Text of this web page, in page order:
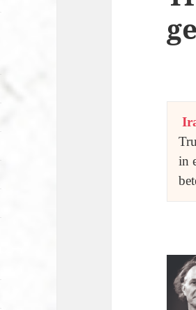
in